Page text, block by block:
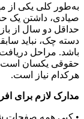
به‌طور کلی یکی از
صیادی، داشتن
حداقل دو سال از
دسته چک، نباید
باشد. مراحل
حقوقی یکسان است،
هرکدام نیاز است.
مدارک لازم برای
• کپی همه صفحات